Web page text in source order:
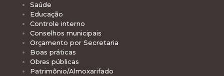
Saúde
Educação
Controle interno
Conselhos municipais
Orçamento por Secretaria
Boas práticas
Obras públicas
Patrimônio/Almoxarifado